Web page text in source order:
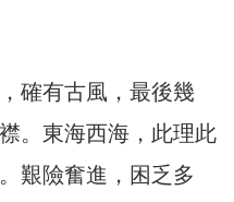
確有古風，最後幾
。東海西海，此理此
艱險奮進，困乏多